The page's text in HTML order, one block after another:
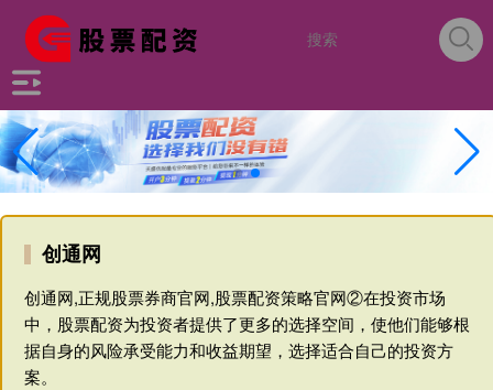
创通网
创通网,正规股票券商官网,股票配资策略官网②在投资市场
中，股票配资为投资者提供了更多的选择空间，使他们能够根
据自身的风险承受能力和收益期望，选择适合自己的投资方
案。